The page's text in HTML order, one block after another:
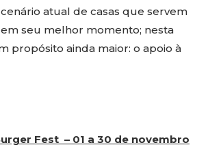
atual de casas que servem
seu melhor momento; nesta
propósito ainda maior: o apoio à
Fest – 01 a 30 de novembro